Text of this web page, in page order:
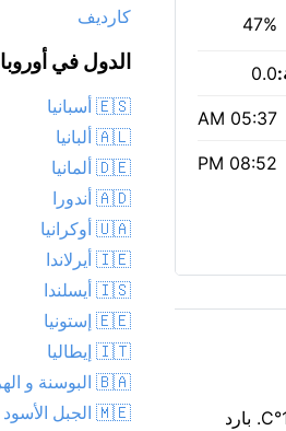
47%
0.0
05:37 AM
08:52 PM
سالفورد تبلغ 12°C الليلة، مع غائم جزئياً. سحب متقطعة تعبر سماء الليل فوق سالفورد. الإحساس أبرد قليلاً من القراءة، أقرب إلى 11°C. بارد
كارديف
الدول في أوروبا
🇪🇸 أسبانيا
🇦🇱 ألبانيا
🇩🇪 ألمانيا
🇦🇩 أندورا
🇺🇦 أوكرانيا
🇮🇪 أيرلاندا
🇮🇸 أيسلندا
🇪🇪 إستونيا
🇮🇹 إيطاليا
🇧🇦 البوسنة و الهرسك
🇲🇪 الجبل الأسود